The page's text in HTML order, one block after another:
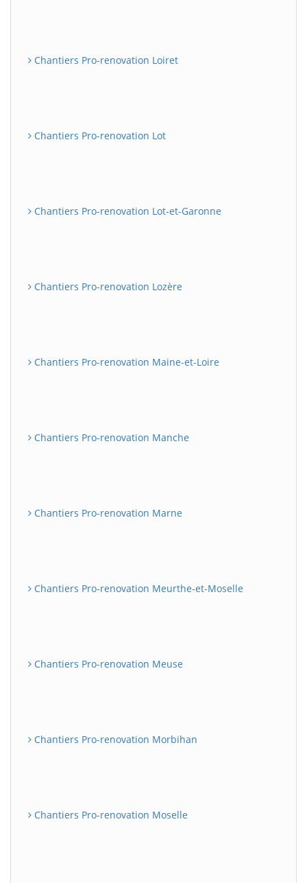
Chantiers Pro-renovation Loiret
Chantiers Pro-renovation Lot
Chantiers Pro-renovation Lot-et-Garonne
Chantiers Pro-renovation Lozère
Chantiers Pro-renovation Maine-et-Loire
Chantiers Pro-renovation Manche
Chantiers Pro-renovation Marne
Chantiers Pro-renovation Meurthe-et-Moselle
Chantiers Pro-renovation Meuse
Chantiers Pro-renovation Morbihan
Chantiers Pro-renovation Moselle